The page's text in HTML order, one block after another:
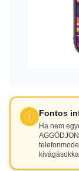
Fontos
Ha nem